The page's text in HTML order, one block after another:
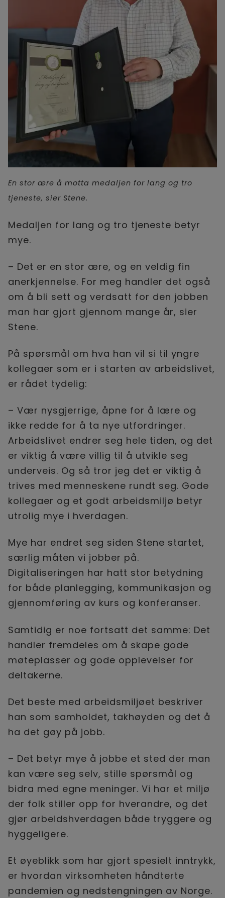
En stor ære å motta medaljen for lang og tro
tjeneste, sier Stene.
Medaljen for lang og tro tjeneste betyr
mye.
– Det er en stor ære, og en veldig fin
anerkjennelse. For meg handler det også
om å bli sett og verdsatt for den jobben
man har gjort gjennom mange år, sier
Stene.
På spørsmål om hva han vil si til yngre
kollegaer som er i starten av arbeidslivet,
er rådet tydelig:
– Vær nysgjerrige, åpne for å lære og
ikke redde for å ta nye utfordringer.
Arbeidslivet endrer seg hele tiden, og det
er viktig å være villig til å utvikle seg
underveis. Og så tror jeg det er viktig å
trives med menneskene rundt seg. Gode
kollegaer og et godt arbeidsmiljø betyr
utrolig mye i hverdagen.
Mye har endret seg siden Stene startet,
særlig måten vi jobber på.
Digitaliseringen har hatt stor betydning
for både planlegging, kommunikasjon og
gjennomføring av kurs og konferanser.
Samtidig er noe fortsatt det samme: Det
handler fremdeles om å skape gode
møteplasser og gode opplevelser for
deltakerne.
Det beste med arbeidsmiljøet beskriver
han som samholdet, takhøyden og det å
ha det gøy på jobb.
– Det betyr mye å jobbe et sted der man
kan være seg selv, stille spørsmål og
bidra med egne meninger. Vi har et miljø
der folk stiller opp for hverandre, og det
gjør arbeidshverdagen både tryggere og
hyggeligere.
Et øyeblikk som har gjort spesielt inntrykk,
er hvordan virksomheten håndterte
pandemien og nedstengningen av Norge.